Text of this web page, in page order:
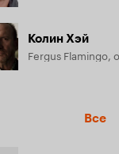
Колин Хэй
Fergus Flamingo,
Все